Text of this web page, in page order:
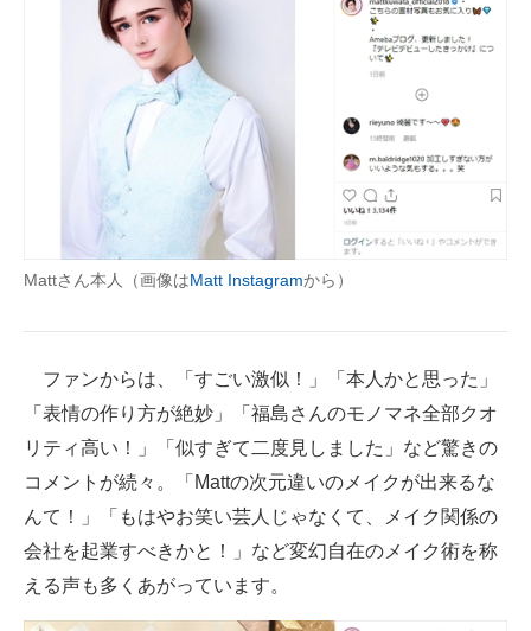
Mattさん本人（画像はMatt Instagramから）
ファンからは、「すごい激似！」「本人かと思った」
「表情の作り方が絶妙」「福島さんのモノマネ全部クオ
リティ高い！」「似すぎて二度見しました」など驚きの
コメントが続々。「Mattの次元違いのメイクが出来るな
んて！」「もはやお笑い芸人じゃなくて、メイク関係の
会社を起業すべきかと！」など変幻自在のメイク術を称
える声も多くあがっています。